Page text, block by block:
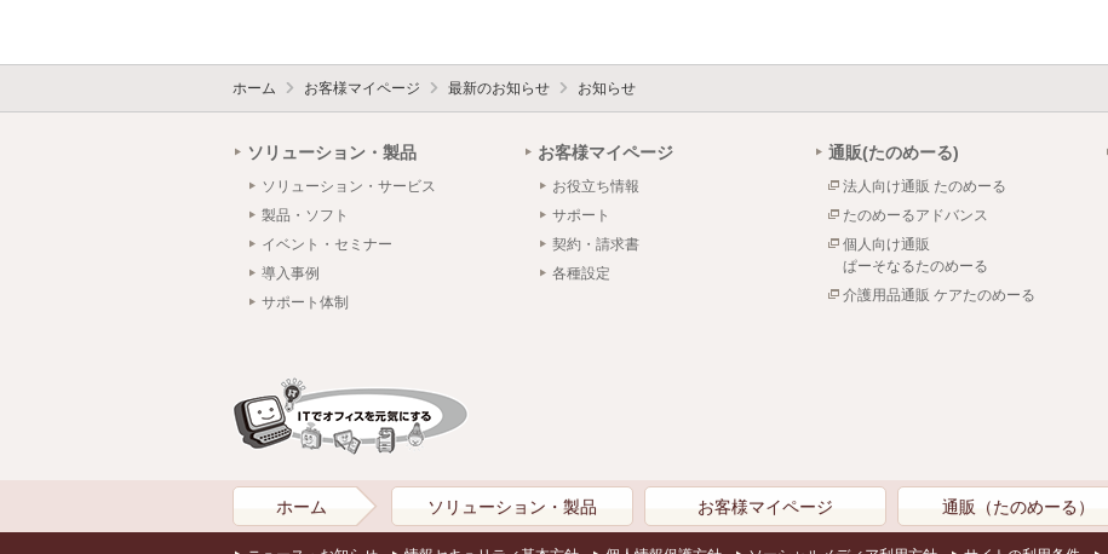
ホーム お客様マイページ 最新のお知らせ お知らせ
ソリューション・製品
ソリューション・サービス
製品・ソフト
イベント・セミナー
導入事例
サポート体制
お客様マイページ
お役立ち情報
サポート
契約・請求書
各種設定
通販(たのめーる)
法人向け通販 たのめーる
たのめーるアドバンス
個人向け通販
ぱーそなるたのめーる
介護用品通販 ケアたのめーる
ホーム ソリューション・製品 お客様マイページ 通販（たのめーる）